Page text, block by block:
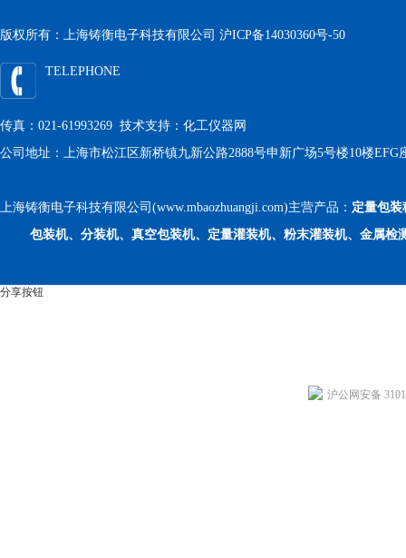
版权所有：上海铸衡电子科技有限公司 沪ICP备14030360号-50
TELEPHONE
传真：021-61993269 技术支持： 化工仪器网
公司地址：上海市松江区新桥镇九新公路2888号申新广场5号楼10楼EFG
上海铸衡电子科技有限公司(www.mbaozhuangji.com)主营产品： 定量包装
包装机、分装机、真空包装机、定量灌装机、粉末灌装机、金属检
分享按钮
沪公网安备